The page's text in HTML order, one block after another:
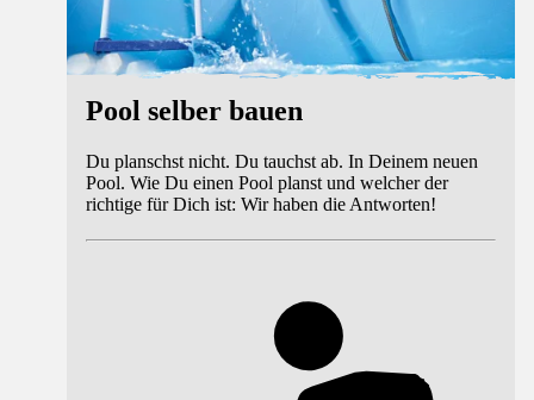
Pool selber bauen
Du planschst nicht. Du tauchst ab. In Deinem neuen
Pool. Wie Du einen Pool planst und welcher der
richtige für Dich ist: Wir haben die Antworten!